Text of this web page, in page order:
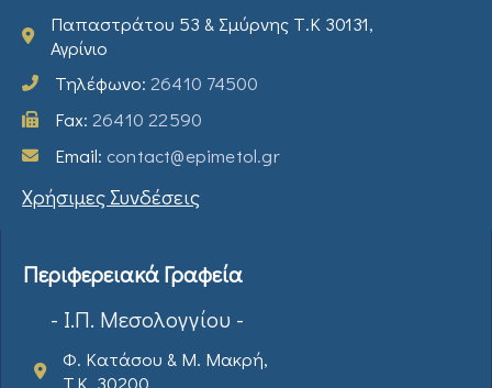
Παπαστράτου 53 & Σμύρνης Τ.Κ 30131,
Αγρίνιο
Τηλέφωνο: 26410 74500
Fax: 26410 22590
Email: contact@epimetol.gr
Χρήσιμες Συνδέσεις
Περιφερειακά Γραφεία
- Ι.Π. Μεσολογγίου -
Φ. Κατάσου & Μ. Μακρή,
T.K. 30200